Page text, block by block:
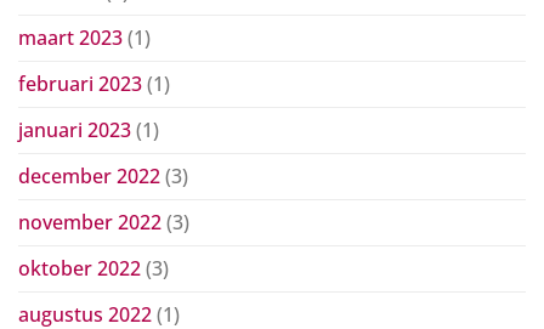
maart 2023(1)
februari 2023(1)
januari 2023(1)
december 2022(3)
november 2022(3)
oktober 2022(3)
augustus 2022(1)